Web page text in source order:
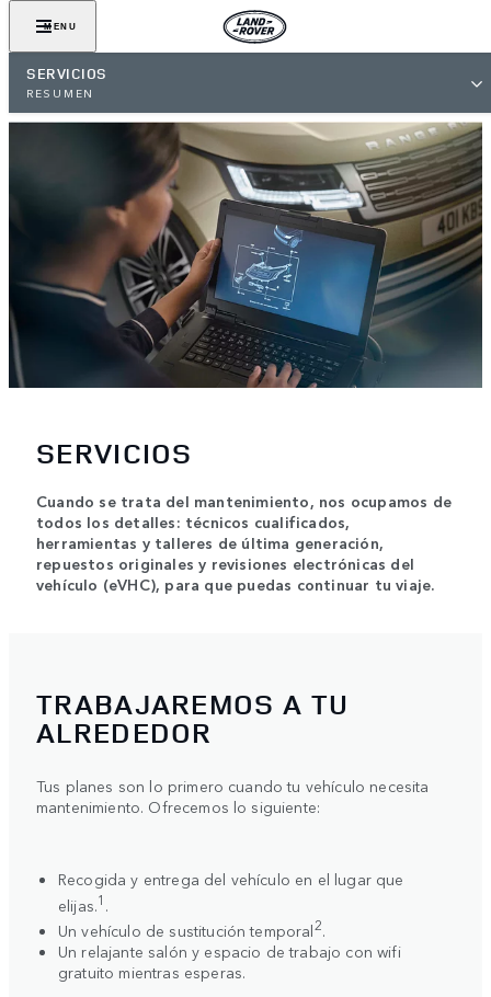
MENU
SERVICIOS
RESUMEN
SERVICIOS
Cuando se trata del mantenimiento, nos ocupamos de
todos los detalles: técnicos cualificados,
herramientas y talleres de última generación,
repuestos originales y revisiones electrónicas del
vehículo (eVHC), para que puedas continuar tu viaje.
TRABAJAREMOS A TU
ALREDEDOR
Tus planes son lo primero cuando tu vehículo necesita
mantenimiento. Ofrecemos lo siguiente:
Recogida y entrega del vehículo en el lugar que
elijas.1 .
Un vehículo de sustitución temporal2.
Un relajante salón y espacio de trabajo con wifi
gratuito mientras esperas.